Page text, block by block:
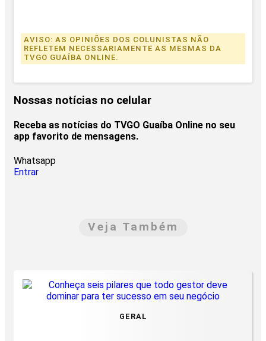
AVISO: AS OPINIÕES DOS COLUNISTAS NÃO
REFLETEM NECESSARIAMENTE AS MESMAS DA
TVGO GUAÍBA ONLINE.
Nossas notícias no celular
Receba as notícias do TVGO Guaíba Online no seu
app favorito de mensagens.
Whatsapp
Entrar
Veja Também
GERAL